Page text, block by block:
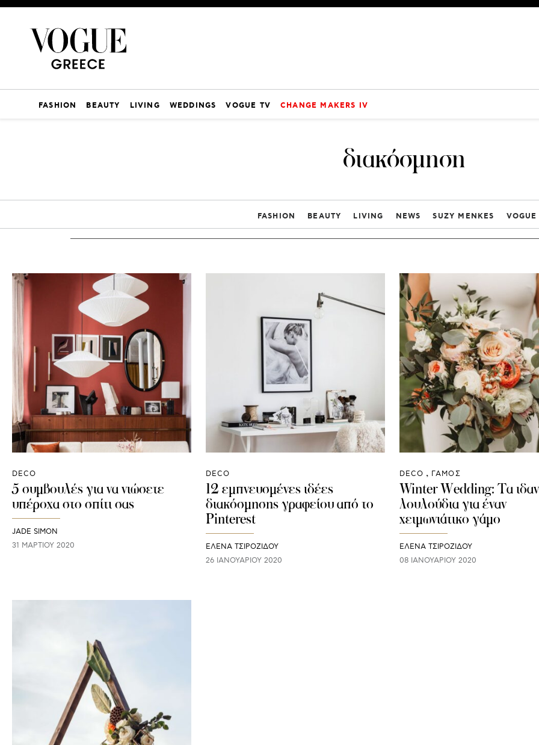
FASHION BEAUTY LIVING WEDDINGS VOGUE TV CHANGE MAKERS IV
διακόσμηση
FASHION BEAUTY LIVING NEWS SUZY MENKES
DECO
5 συμβουλές για να νιώσετε
υπέροχα στο σπίτι σας
JADE SIMON
31 ΜΑΡΤΊΟΥ 2020
DECO
12 εμπνευσμένες ιδέες
διακόσμησης γραφείου από το
Pinterest
ΈΛΕΝΑ ΤΣΙΡΟΖΊΔΟΥ
26 ΙΑΝΟΥΑΡΊΟΥ 2020
DECO ΓΑΜΟΣ
Winter Wedding: Τα
λουλούδια για έναν
χειμωνιάτικο γάμο
ΈΛΕΝΑ ΤΣΙΡΟΖΊΔΟΥ
08 ΙΑΝΟΥΑΡΊΟΥ 2020